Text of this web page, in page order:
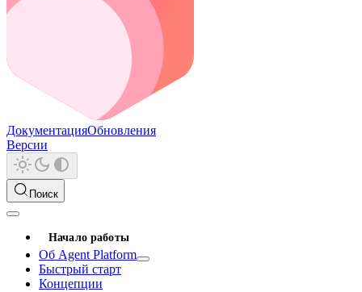
ДокументацияОбновления
Версии
Поиск
Начало работы
Об Agent Platform
Быстрый старт
Концепции